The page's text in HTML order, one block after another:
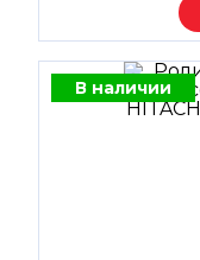
В наличии